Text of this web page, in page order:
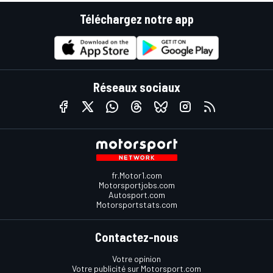
Téléchargez notre app
Réseaux sociaux
fr.Motor1.com
Motorsportjobs.com
Autosport.com
Motorsportstats.com
Contactez-nous
Votre opinion
Votre publicité sur Motorsport.com